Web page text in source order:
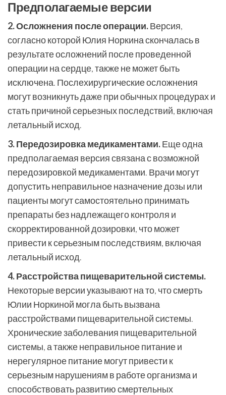
Предполагаемые версии
2. Осложнения после операции.Версия,
согласно которой Юлия Норкина скончалась в
результате осложнений после проведенной
операции на сердце, также не может быть
исключена. Послехирургические осложнения
могут возникнуть даже при обычных процедурах и
стать причиной серьезных последствий, включая
летальный исход.
3. Передозировка медикаментами.Еще одна
предполагаемая версия связана с возможной
передозировкой медикаментами. Врачи могут
допустить неправильное назначение дозы или
пациенты могут самостоятельно принимать
препараты без надлежащего контроля и
скорректированной дозировки, что может
привести к серьезным последствиям, включая
летальный исход.
4. Расстройства пищеварительной системы.
Некоторые версии указывают на то, что смерть
Юлии Норкиной могла быть вызвана
расстройствами пищеварительной системы.
Хронические заболевания пищеварительной
системы, а также неправильное питание и
нерегулярное питание могут привести к
серьезным нарушениям в работе организма и
способствовать развитию смертельных